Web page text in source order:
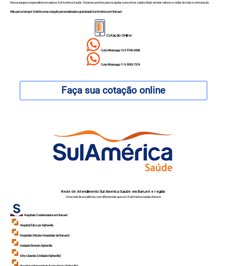
Nossa equipe é especialista em planos Sul América Saúde. Estamos prontos para te ajudar a encontrar o plano ideal, simular valores e cuidar de toda a contratação.
Não perca tempo! Solicite uma cotação personalizada e gratuitada Sul América em Barueri.
Cotação Online:
Cote Whatsapp 12 9.9740-6958
Cote Whatsapp 11 9.9553-7374
Faça sua cotação online
Rede de Atendimento Sul América Saúde em Barueri e região
Uma rede de excelência, com diferenciais que só o SulAmérica saúde oferece:
Hospitais Credenciados em Barueri
Hospital São Luiz Alphaville
Hospitalis (Núcleo Hospitalar de Barueri)
Unidade Einstein Alphaville
Sírio-Libanês (Unidade Alphaville)